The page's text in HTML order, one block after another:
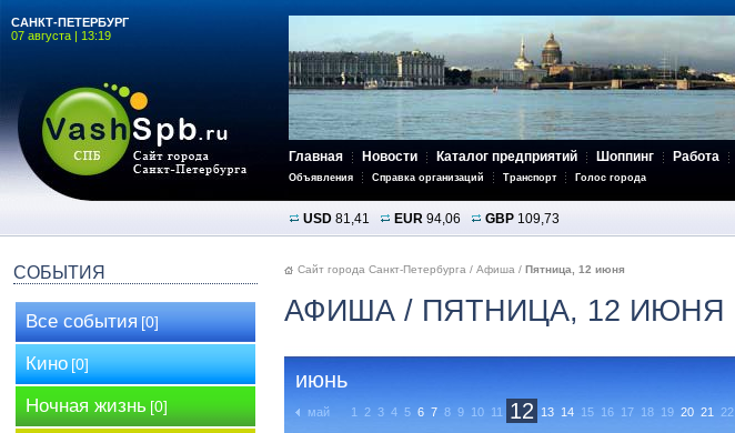
САНКТ-ПЕТЕРБУРГ
07 августа | 13:19
Главная Новости Каталог предприятий Шоппинг Работа
Объявления Справка организаций Транспорт Голос города
USD 81,41 EUR 94,06 GBP 109,73
СОБЫТИЯ
Все события[0]
Кино[0]
Ночная жизнь [0]
Сайт города Санкт-Петербурга / Афиша / Пятница, 12 июня
АФИША / ПЯТНИЦА, 12 ИЮНЯ
июнь
май 1 2 3 4 5 6 7 8 9 10 11 12 13 14 15 16 17 18 19 20 21 22